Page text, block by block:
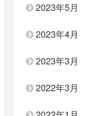
2023年5月
2023年4月
2023年3月
2022年3月